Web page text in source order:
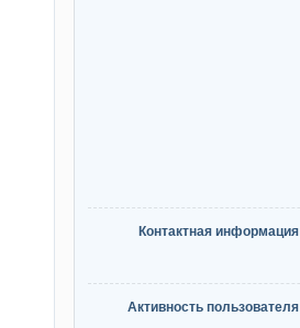
Контактная информация
Активность пользователя